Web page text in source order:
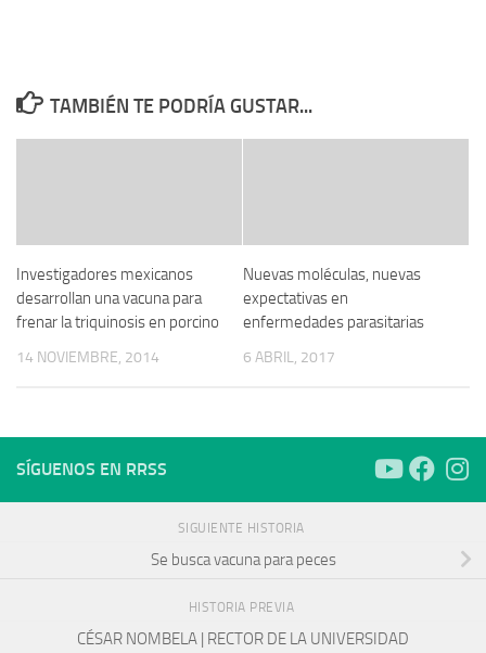
TAMBIÉN TE PODRÍA GUSTAR...
Investigadores mexicanos
desarrollan una vacuna para
frenar la triquinosis en porcino
14 NOVIEMBRE, 2014
Nuevas moléculas, nuevas
expectativas en
enfermedades parasitarias
6 ABRIL, 2017
SÍGUENOS EN RRSS
SIGUIENTE HISTORIA
Se busca vacuna para peces
HISTORIA PREVIA
CÉSAR NOMBELA | RECTOR DE LA UNIVERSIDAD